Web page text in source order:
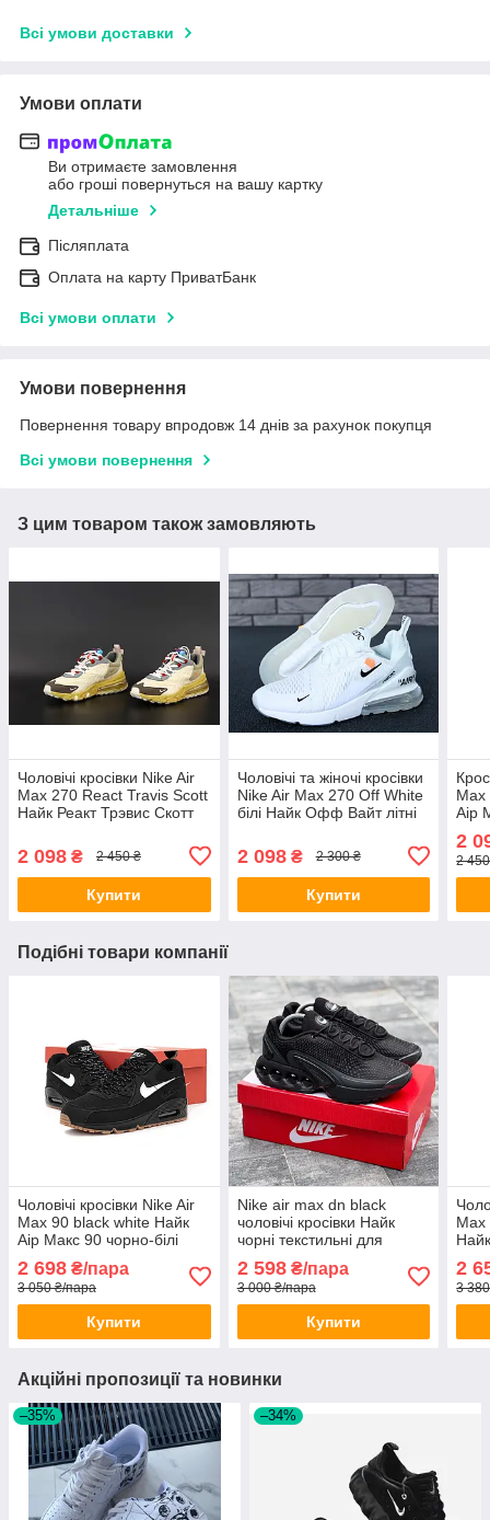
Всі умови доставки
Умови оплати
Ви отримаєте замовлення
або гроші повернуться на вашу картку
Детальніше
Післяплата
Оплата на карту ПриватБанк
Всі умови оплати
Умови повернення
Повернення товару впродовж 14 днів за рахунок покупця
Всі умови повернення
З цим товаром також замовляють
Чоловічі кросівки Nike Air
Max 270 React Travis Scott
Найк Реакт Трэвис Скотт
2 098 ₴ 2 450 ₴
Купити
Чоловічі та жіночі кросівки
Nike Air Max 270 Off White
білі Найк Офф Вайт літні
2 098₴ 2 300 ₴
Купити
Max
Аір
2
2
Подібні товари компанії
Чоловічі кросівки Nike Air
Max 90 black white Найк
Аір Макс 90 чорно-білі
шкіряні
2 698 ₴/пара
3 050 ₴/пара
Купити
Nike air max dn black
чоловічі кросівки Найк
чорні текстильні для
занять спортом і на кожен
день весна літо
2 598₴/пара
3 000 ₴/пара
Купити
Max
2
3
Акційні пропозиції та новинки
–35% –34%